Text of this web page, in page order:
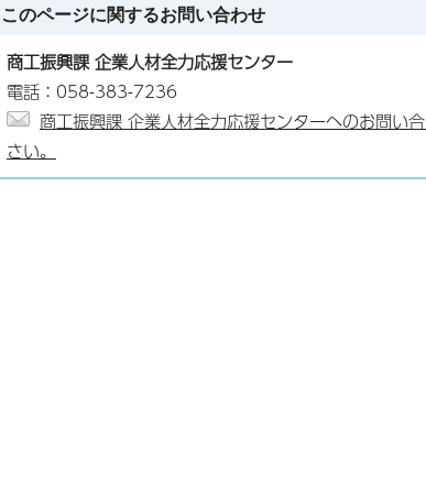
このページに関するお問い合わせ
商工振興課 企業人材全力応援センター
電話：058-383-7236
商工振興課 企業人材全力応援センターへのお問い
さい。